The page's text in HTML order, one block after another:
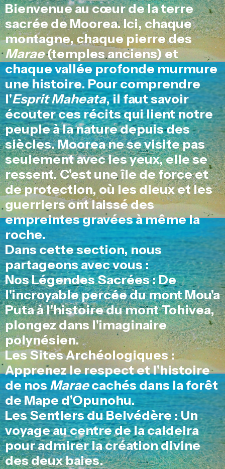
Bienvenue au cœur de la terre
sacrée de Moorea. Ici, chaque
montagne, chaque pierre des
Marae(temples anciens) et
chaque vallée profonde murmure
une histoire. Pour comprendre
l'Esprit Maheata, il faut savoir
écouter ces récits qui lient notre
peuple à la nature depuis des
siècles. Moorea ne se visite pas
seulement avec les yeux, elle se
ressent. C'est une île de force et
de protection, où les dieux et les
guerriers ont laissé des
empreintes gravées à même la
roche.
Dans cette section, nous
partageons avec vous :
Nos Légendes Sacrées : De
l'incroyable percée du mont Mou'a
Puta à l'histoire du mont Tohivea,
plongez dans l'imaginaire
polynésien.
Les Sites Archéologiques :
Apprenez le respect et l'histoire
de nosMaraecachés dans la forêt
de Mape d'Opunohu.
Les Sentiers du Belvédère : Un
voyage au centre de la caldeira
pour admirer la création divine
des deux baies.